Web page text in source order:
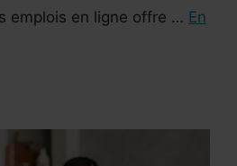
emplois en ligne offre … En